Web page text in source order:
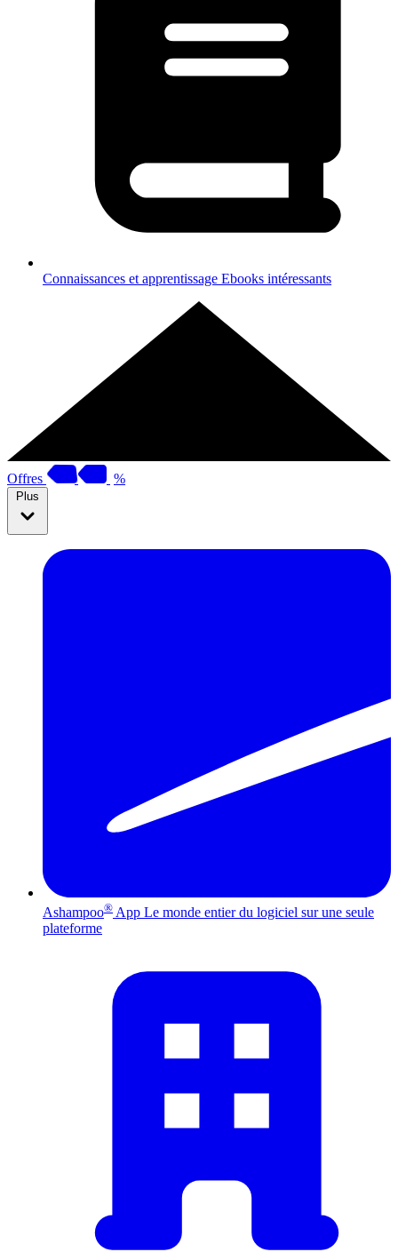
Connaissances et apprentissage Ebooks intéressants
Offres %
Plus
Ashampoo® App Le monde entier du logiciel sur une seule
plateforme